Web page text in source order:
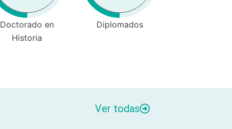
Doctorado en
Historia
Diplomados
Ver todas